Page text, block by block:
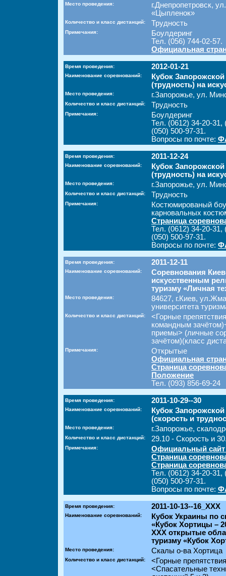
Место проведения:
г.Днепропетровск,
«Цыпленок»
Количество и класс дистанций: Трудность
Примечания:
Боулдеринг
Тел. (056) 744-02-57.
Официальная
Время проведения: 2012-01-21
Наименование соревнований:
Кубок
(трудность) на
Место проведения: г.Запорожье, ул.
Количество и класс дистанций: Трудность
Примечания:
Боулдеринг
Тел. (0612) 34-20-31,
(050) 500-97-31.
Вопросы по почте:
Время проведения: 2011-12-24
Наименование соревнований:
Кубок
(трудность) на
Место проведения: г.Запорожье, ул.
Количество и класс дистанций: Трудность
Примечания:
Костюмированый
карновальных
Страница
Тел. (0612) 34-20-31,
(050) 500-97-31.
Вопросы по почте:
Время проведения: 2011-12-11
Наименование соревнований:
Соревнования
искусственным
туризму «Личная
Место проведения:
84627, г.Киев,
университета
Количество и класс дистанций:
<Горные
командным
приемы> (личные
зачётом)(класс
Примечания:
Открытые
Официальная
Страница
Положение
Тел. (093) 856-69-24
Время проведения: 2011-10-29--30
Наименование соревнований:
Кубок
(скорость и
Место проведения: г.Запорожье,
Количество и класс дистанций: 29.10 - Скорость и
Примечания:
Официальный сайт
Страница
Страница
Тел. (0612) 34-20-31,
(050) 500-97-31.
Вопросы по почте:
Время проведения: 2011-10-13--16_XXX
Наименование соревнований:
Кубок Украины по
«Кубок Хортицы –
XXX открытые
туризму «Кубок
Место проведения: Скалы о-ва Хортица
Количество и класс дистанций:
<Горные
<Спасательные